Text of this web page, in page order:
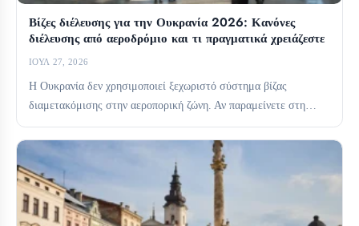
Βίζες διέλευσης για την Ουκρανία 2026: Κανόνες
διέλευσης από αεροδρόμιο και τι πραγματικά χρειάζεστε
ΙΟΎΛ 27, 2026
Η Ουκρανία δεν χρησιμοποιεί ξεχωριστό σύστημα βίζας
διαμετακόμισης στην αεροπορική ζώνη. Αν παραμείνετε στη
διεθνή ζώνη διαμετακόμισης, συνήθως...